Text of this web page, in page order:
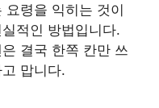
령을 익히는 것이
적인 방법입니다.
결국 한쪽 칸만 쓰
맙니다.